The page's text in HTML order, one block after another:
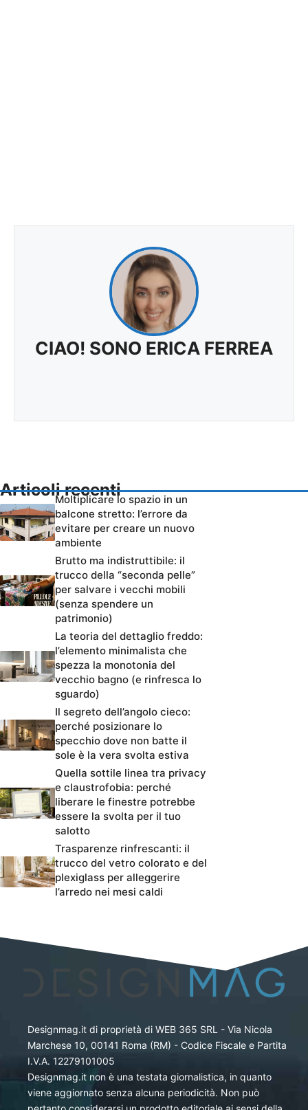
CIAO! SONO ERICA FERREA
Articoli recenti
Moltiplicare lo spazio in un
balcone stretto: l’errore da
evitare per creare un nuovo
ambiente
Brutto ma indistruttibile: il
trucco della “seconda pelle”
per salvare i vecchi mobili
(senza spendere un
patrimonio)
La teoria del dettaglio freddo:
l’elemento minimalista che
spezza la monotonia del
vecchio bagno (e rinfresca lo
sguardo)
Il segreto dell’angolo cieco:
perché posizionare lo
specchio dove non batte il
sole è la vera svolta estiva
Quella sottile linea tra privacy
e claustrofobia: perché
liberare le finestre potrebbe
essere la svolta per il tuo
salotto
Trasparenze rinfrescanti: il
trucco del vetro colorato e del
plexiglass per alleggerire
l’arredo nei mesi caldi
Designmag.it di proprietà di WEB 365 SRL - Via Nicola
Marchese 10, 00141 Roma (RM) - Codice Fiscale e Partita
I.V.A. 12279101005
Designmag.it non è una testata giornalistica, in quanto
viene aggiornato senza alcuna periodicità. Non può